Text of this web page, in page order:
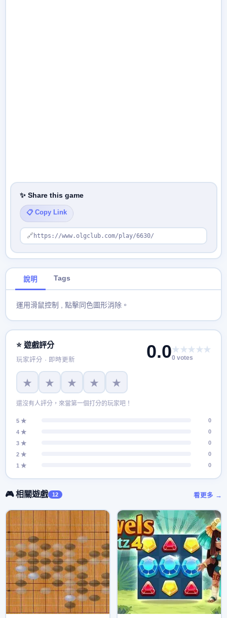
✨ Share this game
📋 Copy Link
🔗 https://www.olgclub.com/play/6630/
說明 Tags
運用滑鼠控制 , 點擊同色圖形消除。
⭐ 遊戲評分
玩家評分 · 即時更新 0.0★★★★★
0 votes
★ ★ ★ ★ ★
還沒有人評分，來當第一個打分的玩家吧！
5 ★
0
4 ★
0
3 ★
0
2 ★
0
1 ★
0
🎮 相關遊戲 12 看更多 →